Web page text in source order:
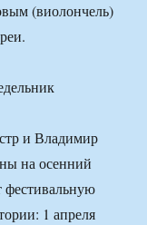
(виолончель)
и Владимир
на осенний
1 апреля